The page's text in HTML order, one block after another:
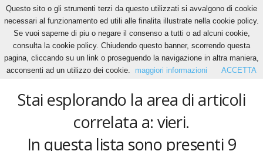
Home Tags Vieri
vieri
Stai esplorando la area di articoli
correlata a: vieri.
In questa lista sono presenti 9
Questo sito o gli strumenti terzi da questo utilizzati si avvalgono di cookie
necessari al funzionamento ed utili alle finalita illustrate nella cookie policy.
Se vuoi saperne di piu o negare il consenso a tutti o ad alcuni cookie,
consulta la cookie policy. Chiudendo questo banner, scorrendo questa
pagina, cliccando su un link o proseguendo la navigazione in altra maniera,
acconsenti ad un utilizzo dei cookie.
maggiori informazioni ACCETTA